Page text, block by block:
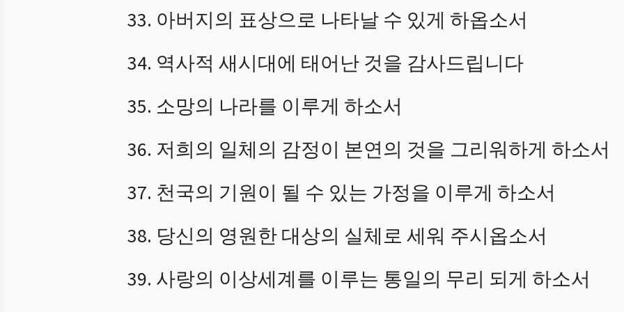
아버지의 표상으로 나타날 수 있게 하옵소서
역사적 새시대에 태어난 것을 감사드립니다
소망의 나라를 이루게 하소서
저희의 일체의 감정이 본연의 것을 그리워하게 하소서
천국의 기원이 될 수 있는 가정을 이루게 하소서
당신의 영원한 대상의 실체로 세워 주시옵소서
사랑의 이상세계를 이루는 통일의 무리 되게 하소서